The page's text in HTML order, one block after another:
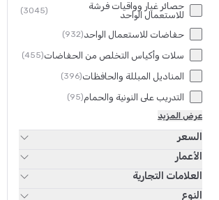
حصائر غيار وواقيات فرشة
للاستعمال الواحد
(
3045
)
حفاضات للاستعمال الواحد(
932
)
سلات وأكياس التخلص من الحفاضات(
455
)
المناديل المبللة والحافظات(
396
)
التدريب على النونية والحمام(
95
)
عرض المزيد
السعر
الأعمار
العلامات التجارية
النوع